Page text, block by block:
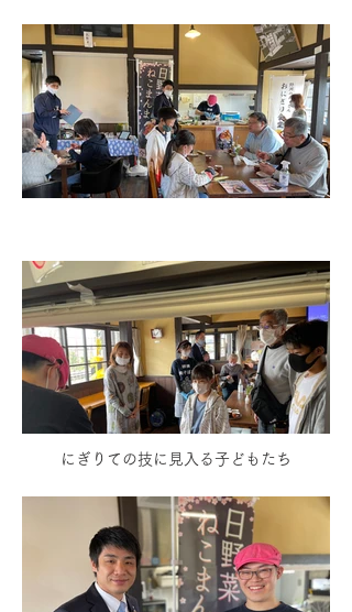
にぎりての技に見入る子どもたち